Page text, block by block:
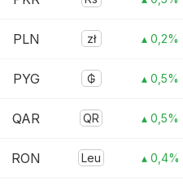
PLN zł ▴ 0,2%
PYG ₲ ▴ 0,5%
QAR QR ▴ 0,5%
RON Leu ▴ 0,4%